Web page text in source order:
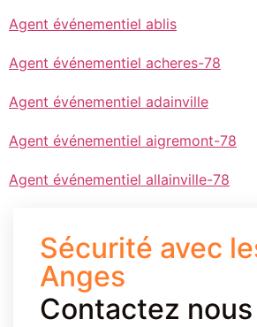
Agent événementiel ablis
Agent événementiel acheres-78
Agent événementiel adainville
Agent événementiel aigremont-78
Agent événementiel allainville-78
Sécurité avec
Anges
Contactez nous